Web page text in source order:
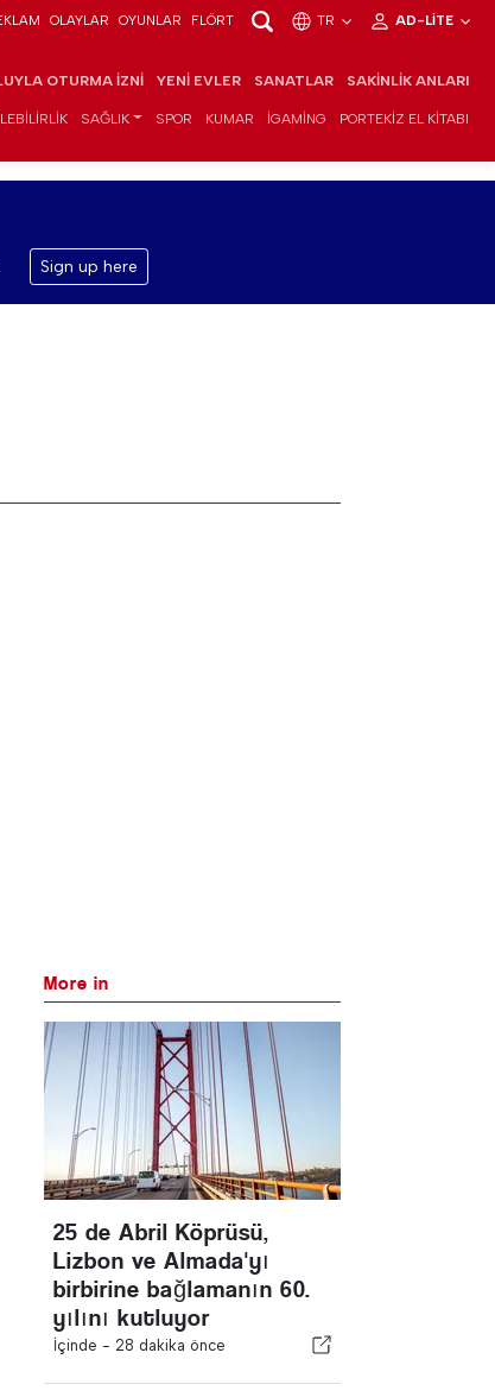
OLAYLAR OYUNLAR FLÖRT TR AD-LITE
OTURMA İZNI YENI EVLER SANATLAR SAKINLIK ANLARI
SAĞLIK SPOR KUMAR IGAMING PORTEKIZ EL KITABI
Sign up here
More in
25 de Abril Köprüsü,
Lizbon ve Almada'yı
birbirine bağlamanın 60.
yılını kutluyor
İçinde - 28 dakika önce